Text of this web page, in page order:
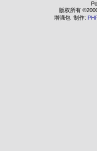
版权所有
增强包 制作: